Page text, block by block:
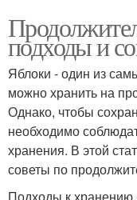
подходы и
Яблоки - один из
можно хранить на
Однако, чтобы
необходимо
хранения. В этой
советы по
Подходы к хранению